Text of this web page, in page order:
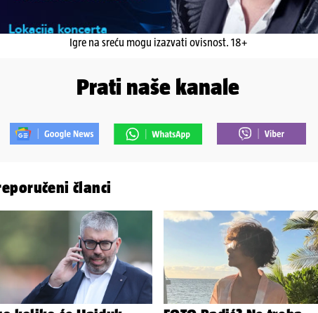
Igre na sreću mogu izazvati ovisnost. 18+
Prati naše kanale
članci